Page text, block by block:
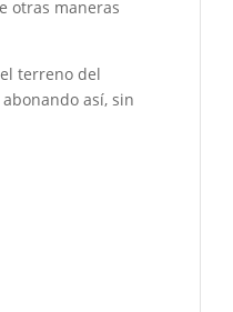
otras maneras
terreno del
así, sin